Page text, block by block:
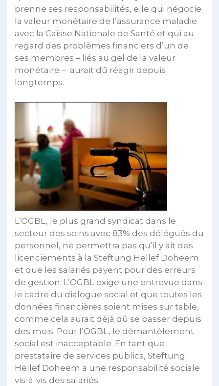
prenne ses responsabilités, elle qui négocie
la valeur monétaire de l’assurance maladie
avec la Caisse Nationale de Santé et qui au
regard des problèmes financiers d’un de
ses membres – liés au gel de la valeur
monétaire – aurait dû réagir depuis
longtemps.
L’OGBL, le plus grand syndicat dans le
secteur des soins avec 83% des délégués du
personnel, ne permettra pas qu’il y ait des
licenciements à la Stëftung Hëllef Doheem
et que les salariés payent pour des erreurs
de gestion. L’OGBL exige une entrevue dans
le cadre du dialogue social et que toutes les
données financières soient mises sur table,
comme cela aurait déjà dû se passer depuis
des mois. Pour l’OGBL, le démantèlement
social est inacceptable. En tant que
prestataire de services publics, Stëftung
Hëllef Doheem a une responsabilité sociale
vis-à-vis des salariés.